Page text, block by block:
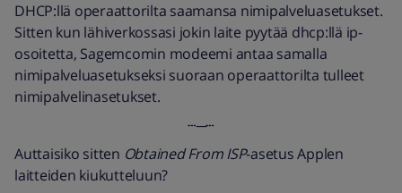
DHCP:llä operaattorilta saamansa nimipalveluasetukset.
Sitten kun lähiverkossasi jokin laite pyytää dhcp:llä ip-
osoitetta, Sagemcomin modeemi antaa samalla
nimipalveluasetukseksi suoraan operaattorilta tulleet
nimipalvelinasetukset.
┄─┄
Auttaisiko sitten Obtained From ISP-asetus Applen
laitteiden kiukutteluun?